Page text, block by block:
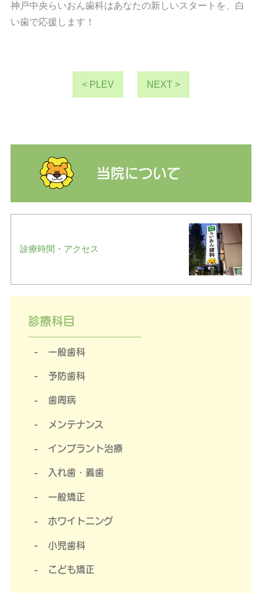
神戸中央らいおん歯科はあなたの新しいスタートを、白
い歯で応援します！
当院について
診療時間・アクセス
診療科目
一般歯科
予防歯科
歯周病
メンテナンス
インプラント治療
入れ歯・義歯
一般矯正
ホワイトニング
小児歯科
こども矯正
< PLEV NEXT >